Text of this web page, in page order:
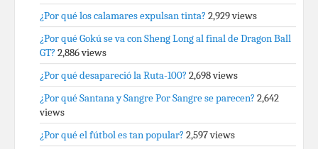
¿Por qué los calamares expulsan tinta? 2,929 views
¿Por qué Gokú se va con Sheng Long al final de Dragon Ball
GT? 2,886 views
¿Por qué desapareció la Ruta-100? 2,698 views
¿Por qué Santana y Sangre Por Sangre se parecen? 2,642
views
¿Por qué el fútbol es tan popular? 2,597 views